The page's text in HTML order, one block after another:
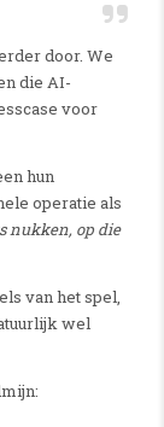
door. We
die AI-
voor
hun
operatie als
nukken, op die
van het spel,
wel